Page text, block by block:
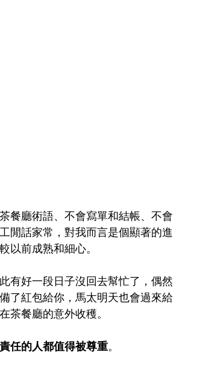
餐廳術語、不會寫單和結帳、不會
閒話家常，對我而言是個顯著的進
以前成熟和細心。
有好一段日子沒回去幫忙了，偶然
了紅包給你，馬太明天也會過來給
茶餐廳的意外收穫。
任的人都值得被尊重。